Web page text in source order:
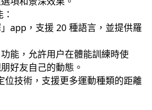
app，支援 20 種語言，並提供羅
功能，允許用户在體能訓練時使
好友自己的動態。
位技術，支援更多運動種類的距離